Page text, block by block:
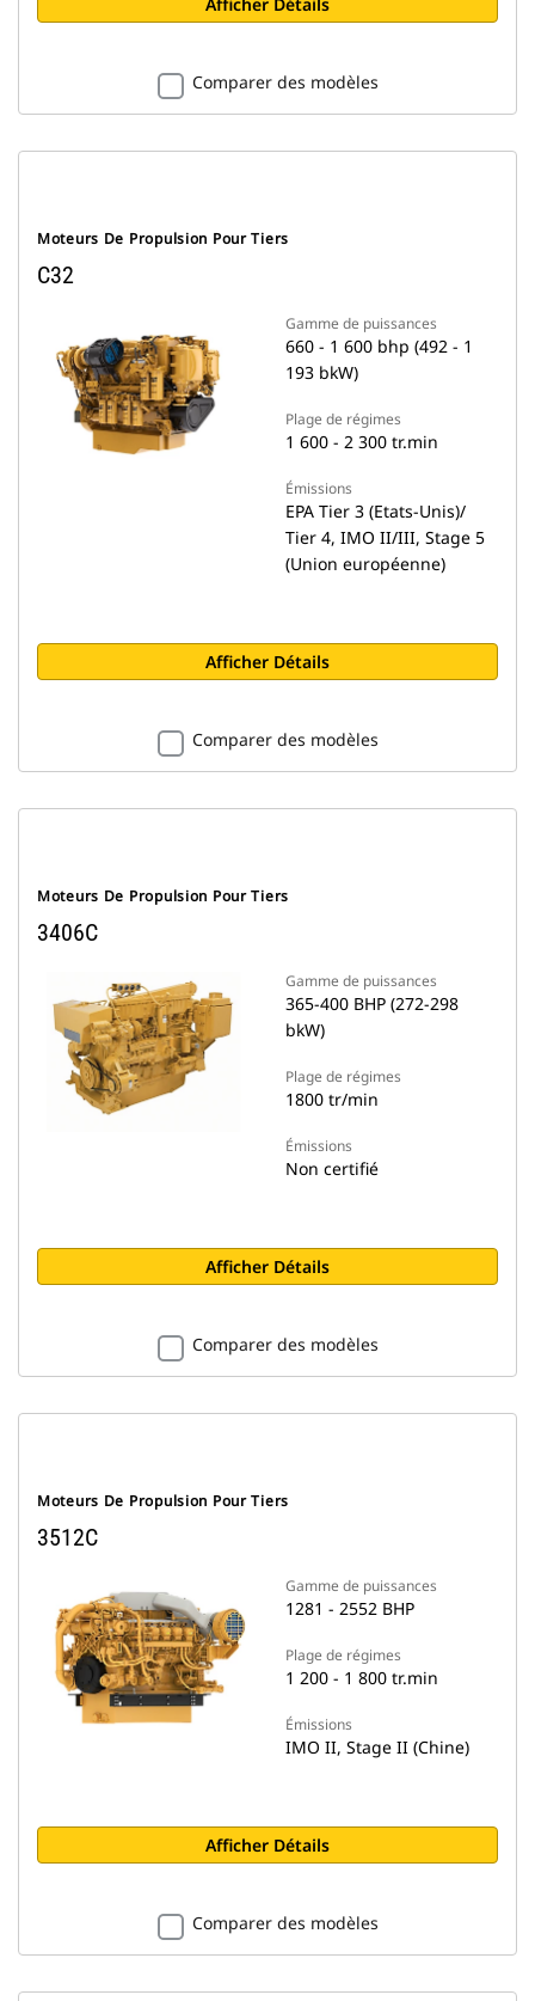
Comparer des modèles
Moteurs De Propulsion Pour Tiers
C32
Gamme de puissances
660 - 1 600 bhp (492 - 1
193 bkW)
Plage de régimes
1 600 - 2 300 tr.min
Émissions
EPA Tier 3 (Etats-Unis)/
Tier 4, IMO II/III, Stage 5
(Union européenne)
Afficher Détails
Comparer des modèles
Moteurs De Propulsion Pour Tiers
3406C
Gamme de puissances
365-400 BHP (272-298
bkW)
Plage de régimes
1800 tr/min
Émissions
Non certifié
Afficher Détails
Comparer des modèles
Moteurs De Propulsion Pour Tiers
3512C
Gamme de puissances
1281 - 2552 BHP
Plage de régimes
1 200 - 1 800 tr.min
Émissions
IMO II, Stage II (Chine)
Afficher Détails
Comparer des modèles